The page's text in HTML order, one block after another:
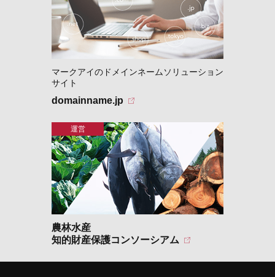
マークアイのドメインネームソリューション
サイト
domainname.jp
農林水産
知的財産保護コンソーシアム